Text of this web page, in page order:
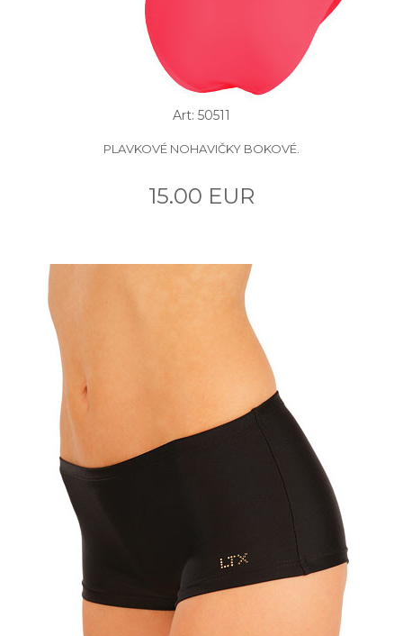
Art: 50511
PLAVKOVÉ NOHAVIČKY BOKOVÉ.
15.00 EUR